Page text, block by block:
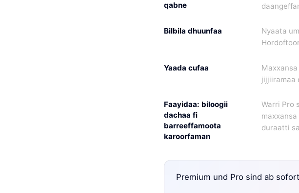
qabne
Bilbila dhuunfaa
Nyaata
Yaada cufaa
jijjiiramaa
Faayidaa: biloogii
dachaa fi
barreeffamoota
karoorfaman
Warri Pro
duraatti
Premium und Pro sind ab